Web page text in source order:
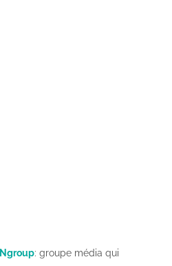
Ngroup: groupe média qui